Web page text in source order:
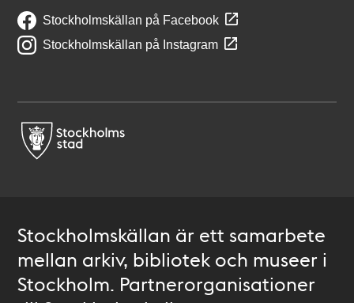
Stockholmskällan på Facebook
Stockholmskällan på Instagram
Stockholmskällan är ett samarbete
mellan arkiv, bibliotek och museer i
Stockholm. Partnerorganisationer